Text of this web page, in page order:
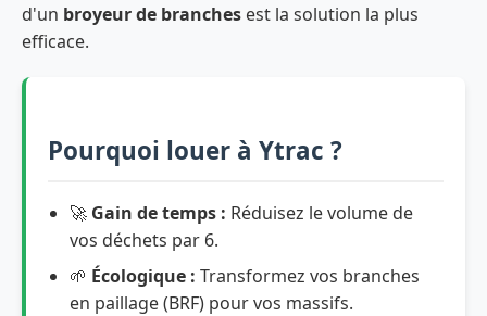
d'un broyeur de branches est la solution la plus
efficace.
Pourquoi louer à Ytrac ?
🚀 Gain de temps : Réduisez le volume de
vos déchets par 6.
🌱 Écologique : Transformez vos branches
en paillage (BRF) pour vos massifs.